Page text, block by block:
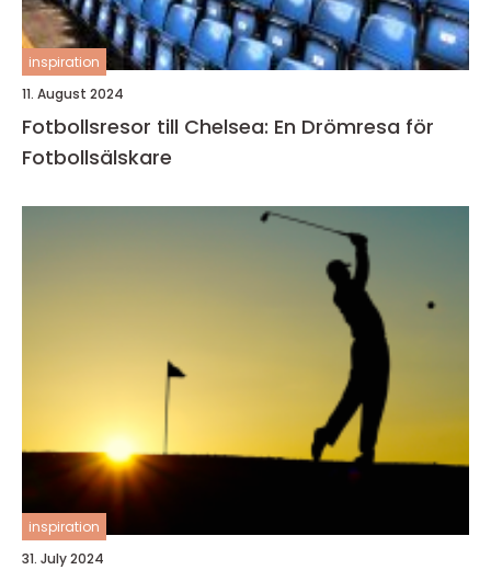
inspiration
11. August 2024
Fotbollsresor till Chelsea: En Drömresa för
Fotbollsälskare
inspiration
31. July 2024